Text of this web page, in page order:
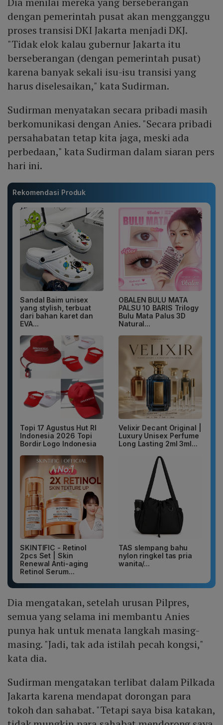
dengan pemerintah pusat akan mengganggu
proses transisi DKI Jakarta menjadi DKJ.
"Tidak elok kalau gubernur Jakarta itu
berseberangan (dengan pemerintah pusat)
karena banyak sekali isu-isu transisi yang
harus diselesaikan," kata Sudirman.
Sudirman menyatakan secara pribadi masih
berkomunikasi dengan Anies. "Secara pribadi
persahabatan tetap kita jaga, meski ada
perbedaan," kata Sudirman dalam siaran pers
hari ini.
Rekomendasi Produk
Sandal Baim unisex
yang stylish, terbuat
dari bahan karet dan
EVA...
OBALEN BULU MATA
PALSU 10 BARIS Trilogy
Bulu Mata Palus 3D
Natural...
Topi 17 Agustus Hut RI
Indonesia 2026 Topi
Bordir Logo Indonesia
Velixir Decant Original |
Luxury Unisex Perfume
Long Lasting 2ml 3ml...
SKINTIFIC - Retinol
2pcs Set | Skin
Renewal Anti-aging
Retinol Serum...
TAS slempang bahu
nylon ringkel tas pria
wanita/...
Dia mengatakan, setelah urusan Pilpres,
semua yang selama ini membantu Anies
punya hak untuk menata langkah masing-
masing. "Jadi, tak ada istilah pecah kongsi,"
kata dia.
Sudirman mengatakan terlibat dalam Pilkada
Jakarta karena mendapat dorongan para
tokoh dan sahabat. "Tetapi saya bisa katakan,